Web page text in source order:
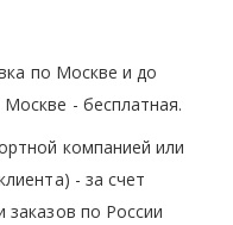
по Москве и до
Москве - бесплатная.
компанией или
- за счет
заказов по России